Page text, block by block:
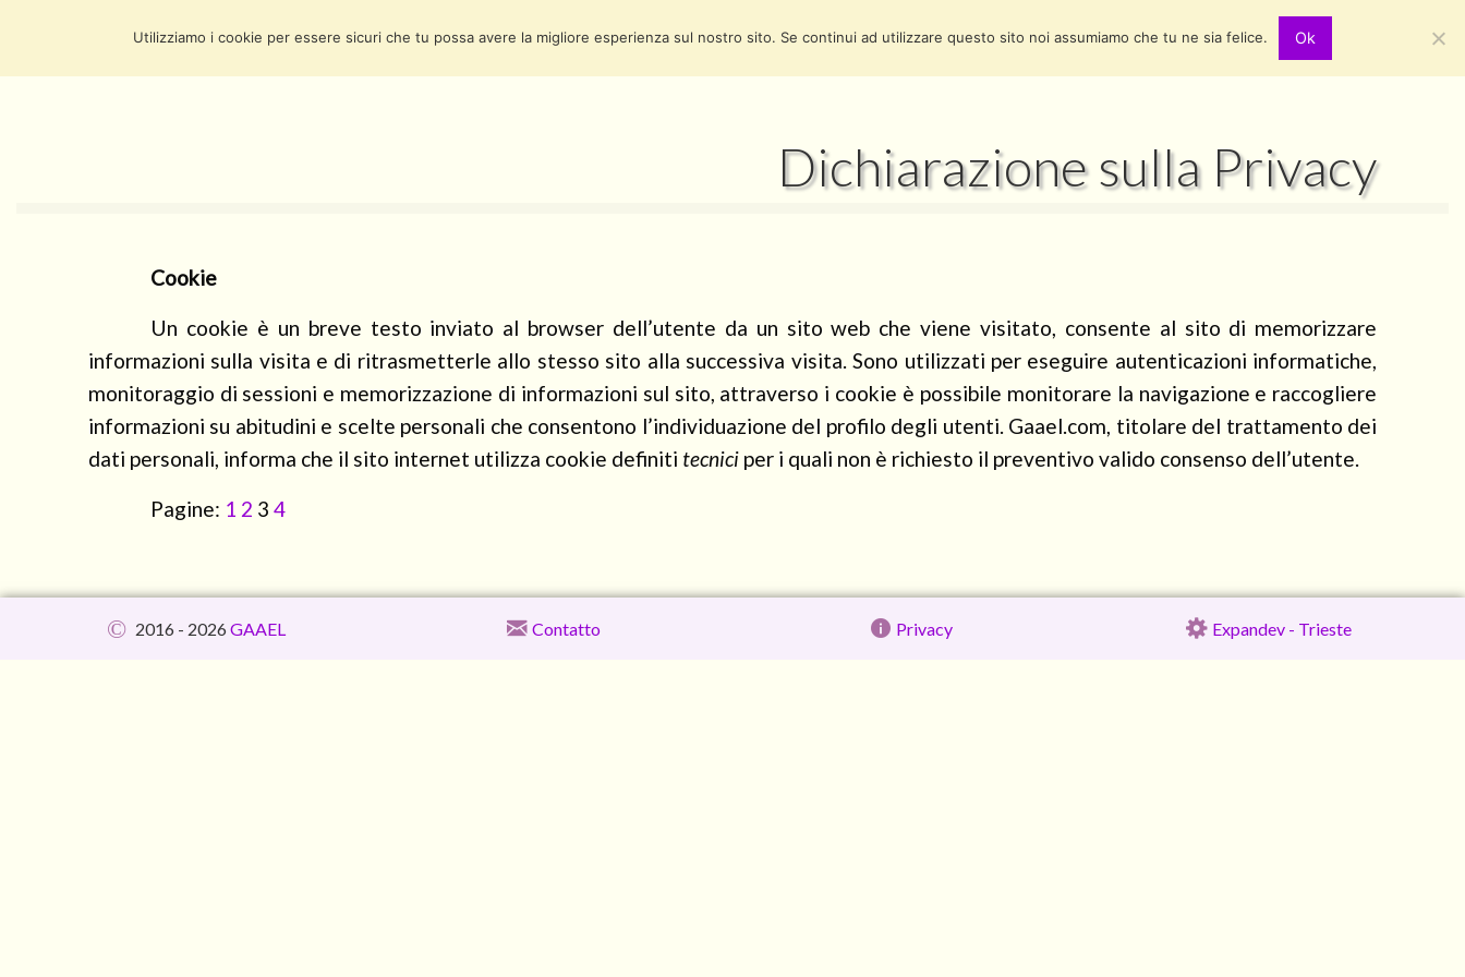
GAAEL
Dichiarazione sulla Privacy
Cookie
Un cookie è un breve testo inviato al browser dell’utente da un sito web che viene visitato, consente al sito di memorizzare
informazioni sulla visita e di ritrasmetterle allo stesso sito alla successiva visita. Sono utilizzati per eseguire autenticazioni informatiche,
monitoraggio di sessioni e memorizzazione di informazioni sul sito, attraverso i cookie è possibile monitorare la navigazione e raccogliere
informazioni su abitudini e scelte personali che consentono l’individuazione del profilo degli utenti. Gaael.com, titolare del trattamento dei
dati personali, informa che il sito internet utilizza cookie definiti tecniciper i quali non è richiesto il preventivo valido consenso dell’utente.
Pagine: 1 2 3 4
© 2016 - 2026GAAEL Contatto Privacy Expandev - Trieste
Utilizziamo i cookie per essere sicuri che tu possa avere la migliore esperienza sul nostro sito. Se continui ad utilizzare questo sito noi assumiamo che tu ne sia felice. Ok